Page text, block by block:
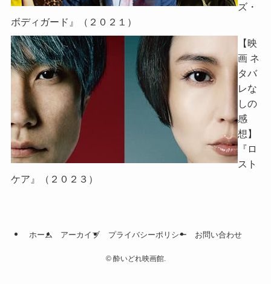
ズ・
ボディガード』（２０２１）
【映
画 ネ
タバ
レな
しの
感
想】
『ロ
スト
ケア』（２０２３）
ホーム アーカイブ プライバシーポリシー お問い合わせ
©酔いどれ映画館.